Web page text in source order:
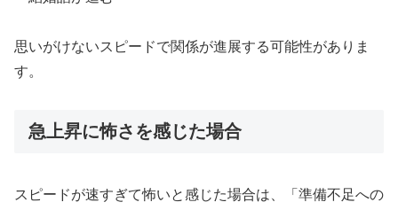
思いがけないスピードで関係が進展する可能性がありま
す。
急上昇に怖さを感じた場合
スピードが速すぎて怖いと感じた場合は、「準備不足への